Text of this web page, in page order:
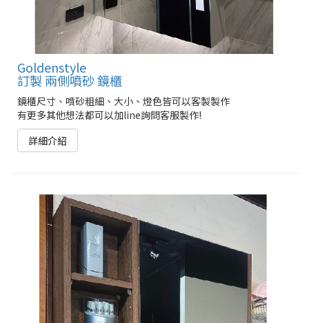
Goldenstyle
訂製 兩側噴砂 鏡櫃
鏡櫃尺寸、噴砂粗細、大小、燈色皆可以客製製作
有更多其他想法都可以加line詢問客服製作!
詳細介紹